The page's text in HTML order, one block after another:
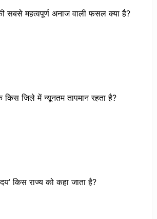
सबसे महत्वपूर्ण अनाज वाली फसल क्या है?
जिले में न्यूनतम तापमान रहता है?
किस राज्य को कहा जाता है?